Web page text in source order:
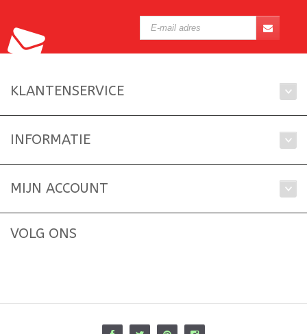
KLANTENSERVICE
INFORMATIE
MIJN ACCOUNT
VOLG ONS